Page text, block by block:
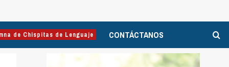
de Chispitas de Lenguaje CONTÁCTANOS